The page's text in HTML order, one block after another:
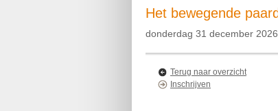
Het bewegende
donderdag 31 december
Terug naar overzicht
Inschrijven